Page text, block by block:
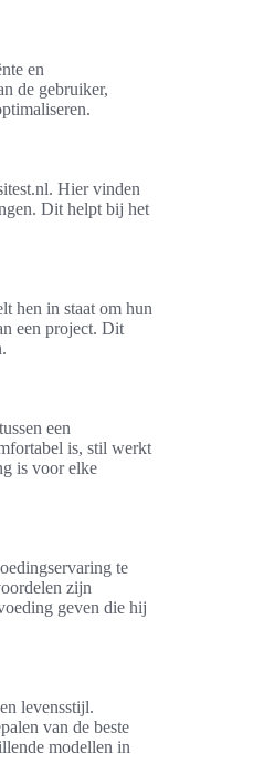
en
de gebruiker,
Hier vinden
Dit helpt bij het
hen in staat om hun
een project. Dit
een
is, stil werkt
is voor elke
te
zijn
geven die hij
levensstijl.
van de beste
modellen in